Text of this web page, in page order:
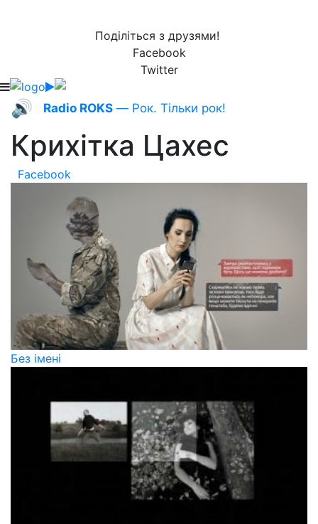
Поділіться з друзями!
Facebook
Twitter
🔊 Radio ROKS — Рок. Тільки рок!
Крихітка Цахес
Facebook
Без імені